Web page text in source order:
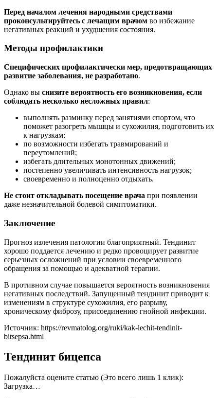
Перед началом лечения народными средствами
проконсультируйтесь с лечащим врачом во избежание
негативных реакций и ухудшения состояния.
Методы профилактики
Специфических профилактически мер, предотвращающих
развитие заболевания, не разработано.
Однако вы снизите вероятность его возникновения, если
соблюдать несколько несложных правил:
выполнять разминку перед занятиями спортом, что
поможет разогреть мышцы и сухожилия, подготовить их
к нагрузкам;
по возможности избегать травмирований и
переутомлений;
избегать длительных монотонных движений;
постепенно увеличивать интенсивность нагрузок;
своевременно и полноценно отдыхать.
Не стоит откладывать посещение врача при появлении
даже незначительной болевой симптоматики.
Заключение
Прогноз излечения патологии благоприятный. Тендинит
хорошо поддается лечению и редко провоцирует развитие
серьезных осложнений при условии своевременного
обращения за помощью и адекватной терапии.
В противном случае повышается вероятность возникновения
негативных последствий. Запущенный тендинит приводит к
изменениям в структуре сухожилия, его разрыву,
хроническому фиброзу, присоединению гнойной инфекции.
Источник: https://revmatolog.org/ruki/kak-lechit-tendinit-
bitsepsa.html
Тендинит бицепса
Пожалуйста оцените статью (Это всего лишь 1 клик):
Загрузка…